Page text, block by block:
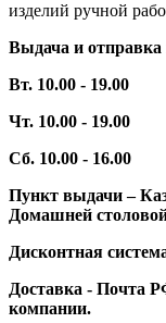
изделий ручной
Выдача и отправка
Вт. 10.00 - 19.00
Чт. 10.00 - 19.00
Сб. 10.00 - 16.00
Пункт выдачи –
Домашней
Дисконтная
Доставка - Почта
компании.